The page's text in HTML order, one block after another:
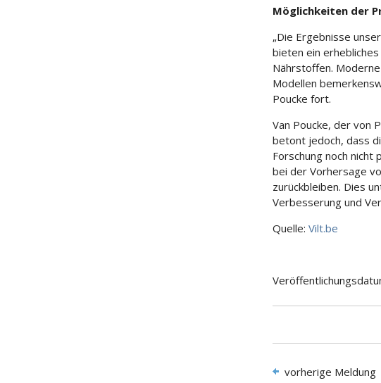
Möglichkeiten der
„Die Ergebnisse
bieten ein
Nährstoffen.
Modellen
Poucke fort.
Van Poucke, der von
betont jedoch, dass
Forschung noch nicht
bei der Vorhersage
zurückbleiben. Dies
Verbesserung und
Quelle: Vilt.be
vorherige Meldung